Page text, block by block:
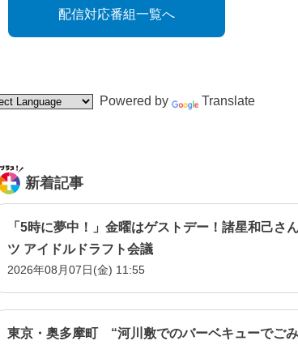
配信対応番組一覧へ
Powered by Translate
新着記事
「5時に夢中！」金曜はゲストデー！諸星和己さ
ツ アイドルドラフト会議
2026年08月07日(金) 11:55
東京・奥多摩町 “河川敷でのバーベキューでご